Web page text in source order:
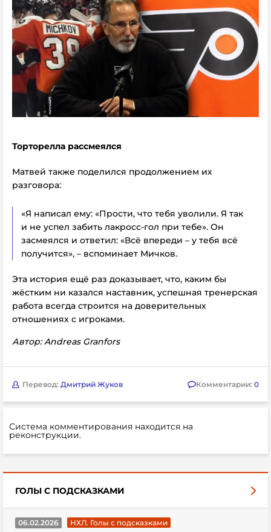
Торторелла рассмеялся
Матвей также поделился продолжением их
разговора:
«Я написал ему: «Прости, что тебя уволили. Я так
и не успел забить лакросс-гол при тебе». Он
засмеялся и ответил: «Всё впереди – у тебя всё
получится», – вспоминает Мичков.
Эта история ещё раз доказывает, что, каким бы
жёстким ни казался наставник, успешная тренерская
работа всегда строится на доверительных
отношениях с игроками.
Автор: Andreas Granfors
Перевод: Дмитрий Жуков Комментарии: 0
Система комментирования находится на
реконструкции.
ГОЛЫ С ПОДСКАЗКАМИ
06.02.2026
НХЛ. Голы с подсказками